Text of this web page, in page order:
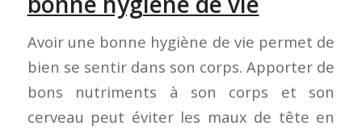
Avoir une bonne hygiène de vie permet de
bien se sentir dans son corps. Apporter de
bons nutriments à son corps et son
cerveau peut éviter les maux de tête en